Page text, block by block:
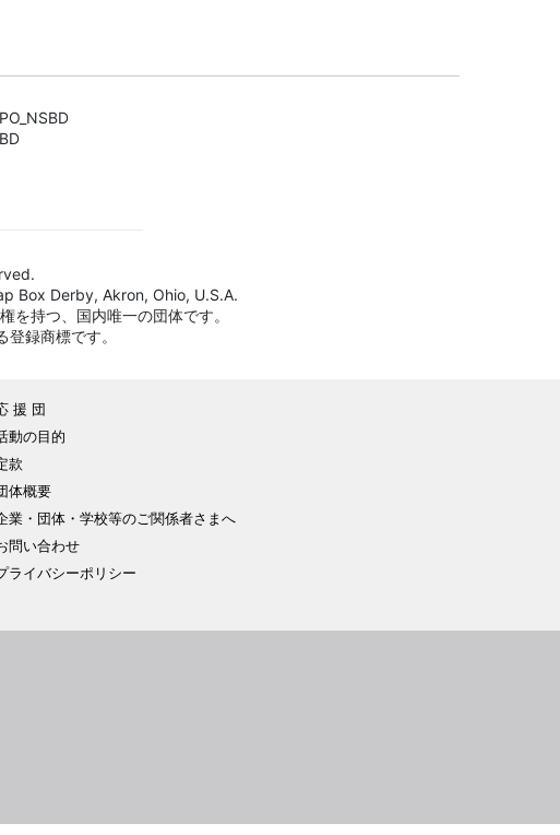
Box Derby, Akron, Ohio, U.S.A.
を持つ、国内唯一の団体です。
録商標です。
援 団
動の目的
款
体概要
業・団体・学校等のご関係者さまへ
問い合わせ
ライバシーポリシー